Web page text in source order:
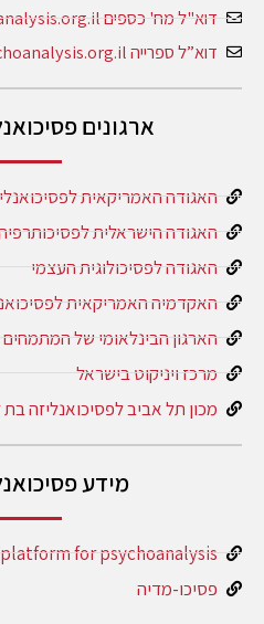
דוא"ל מח' כספים finance@psychoanalysis.org.il
דוא”ל ספרייה library@psychoanalysis.org.il
ארגונים
האגודה האמריקאית
האגודה הישראלית
האגודה לפסיכולוגית העצמי
האקדמיה האמריקאית
הארגון הבינלאומי של
מרכז ויניקוט בישראל
מכון תל אביב לפסיכואנליזה בת
מידע
for psychoanalysis
פסיכו-מדיה